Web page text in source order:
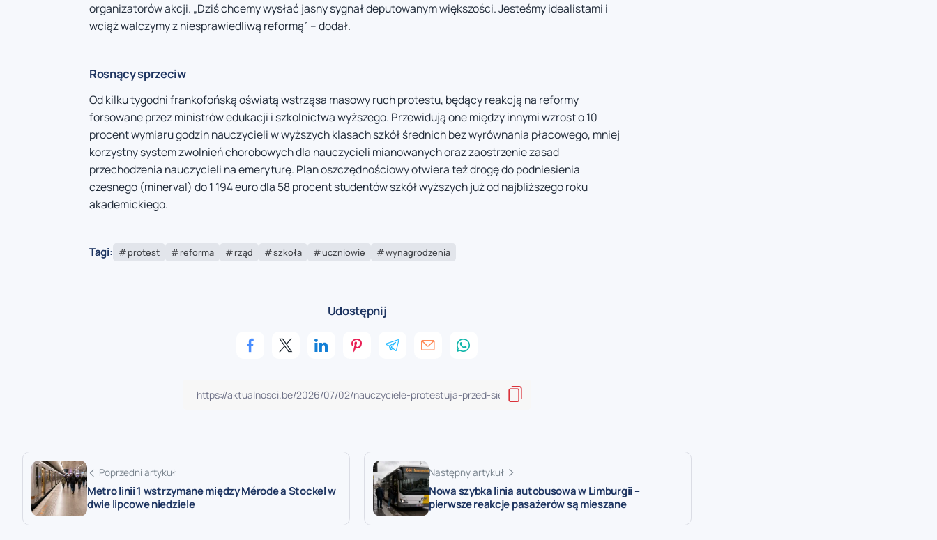
organizatorów akcji. „Dziś chcemy wysłać jasny sygnał deputowanym większości. Jesteśmy idealistami i
wciąż walczymy z niesprawiedliwą reformą” – dodał.
Rosnący sprzeciw
Od kilku tygodni frankofońską oświatą wstrząsa masowy ruch protestu, będący reakcją na reformy
forsowane przez ministrów edukacji i szkolnictwa wyższego. Przewidują one między innymi wzrost o 10
procent wymiaru godzin nauczycieli w wyższych klasach szkół średnich bez wyrównania płacowego, mniej
korzystny system zwolnień chorobowych dla nauczycieli mianowanych oraz zaostrzenie zasad
przechodzenia nauczycieli na emeryturę. Plan oszczędnościowy otwiera też drogę do podniesienia
czesnego (minerval) do 1 194 euro dla 58 procent studentów szkół wyższych już od najbliższego roku
akademickiego.
Tagi: protest reforma rząd szkoła uczniowie wynagrodzenia
Udostępnij
Poprzedni artykuł
Metro linii 1 wstrzymane między Mérode a Stockel w
dwie lipcowe niedziele
Następny artykuł
Nowa szybka linia autobusowa w Limburgii –
pierwsze reakcje pasażerów są mieszane